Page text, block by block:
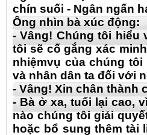
chín suối - Ngân ngấn
Ông nhìn bà xúc động:
- Vâng! Chúng tôi hiểu
tôi sẽ cố gắng xác
nhiệmvụ của chúng
và nhân dân ta đối với
- Vâng! Xin chân thành
- Bà ở xa, tuổi lại cao,
nào chúng tôi giải
hoặc bổ sung thêm tài